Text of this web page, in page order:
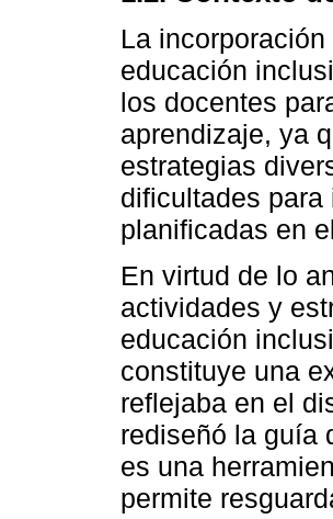
La
educación
los docentes
aprendizaje, ya
estrategias
dificultades
planificadas en
En virtud de lo
actividades y
educación
constituye una
reflejaba en el
rediseñó la guía
es una
permite